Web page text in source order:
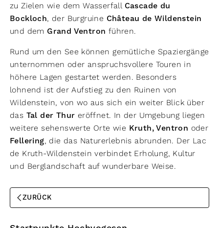
zu Zielen wie dem Wasserfall Cascade du
Bockloch, der Burgruine Château de Wildenstein
und dem Grand Ventron führen.
Rund um den See können gemütliche Spaziergänge
unternommen oder anspruchsvollere Touren in
höhere Lagen gestartet werden. Besonders
lohnend ist der Aufstieg zu den Ruinen von
Wildenstein, von wo aus sich ein weiter Blick über
das Tal der Thur eröffnet. In der Umgebung liegen
weitere sehenswerte Orte wie Kruth, Ventron oder
Fellering, die das Naturerlebnis abrunden. Der Lac
de Kruth-Wildenstein verbindet Erholung, Kultur
und Berglandschaft auf wunderbare Weise.
ZURÜCK